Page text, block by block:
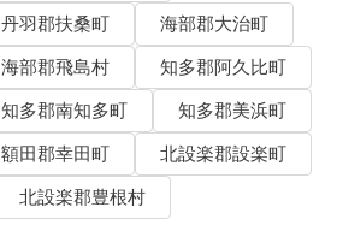
丹羽郡扶桑町
海部郡大治町
海部郡飛島村
知多郡阿久比町
知多郡南知多町
知多郡美浜町
額田郡幸田町
北設楽郡設楽町
北設楽郡豊根村